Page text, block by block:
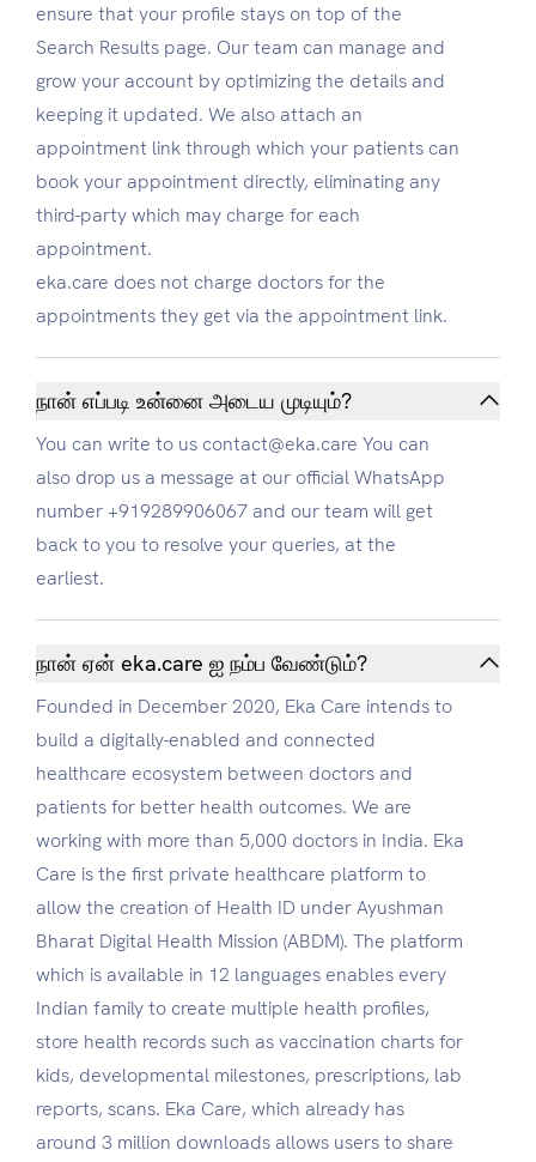
ensure that your profile stays on top of the
Search Results page. Our team can manage and
grow your account by optimizing the details and
keeping it updated. We also attach an
appointment link through which your patients can
book your appointment directly, eliminating any
third-party which may charge for each
appointment.
eka.care does not charge doctors for the
appointments they get via the appointment link.
நான் எப்படி உன்னை அடைய முடியும்?
You can write to us contact@eka.care You can
also drop us a message at our official WhatsApp
number +919289906067 and our team will get
back to you to resolve your queries, at the
earliest.
நான் ஏன் eka.care ஐ நம்ப வேண்டும்?
Founded in December 2020, Eka Care intends to
build a digitally-enabled and connected
healthcare ecosystem between doctors and
patients for better health outcomes. We are
working with more than 5,000 doctors in India. Eka
Care is the first private healthcare platform to
allow the creation of Health ID under Ayushman
Bharat Digital Health Mission (ABDM). The platform
which is available in 12 languages enables every
Indian family to create multiple health profiles,
store health records such as vaccination charts for
kids, developmental milestones, prescriptions, lab
reports, scans. Eka Care, which already has
around 3 million downloads allows users to share